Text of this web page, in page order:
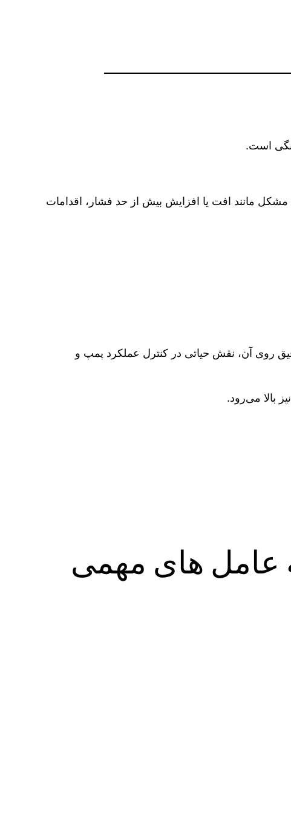
است.
مانند افت یا افزایش بیش از حد فشار، اقدامات
روی آن، نقش حیاتی در کنترل عملکرد پمپ و
بالا می‌رود.
عامل های مهمی